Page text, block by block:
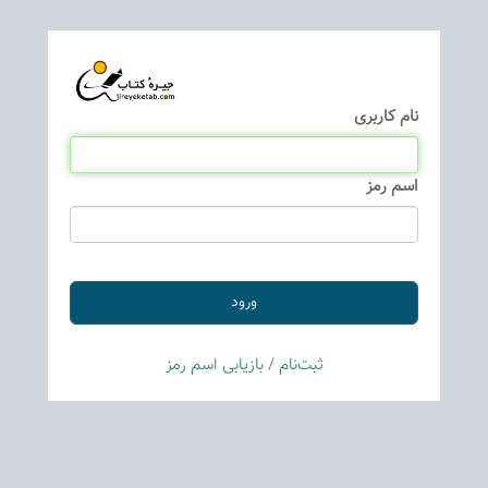
نام كاربری
اسم رمز
ثبت‌نام/بازیابی اسم رمز